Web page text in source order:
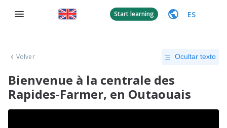
Start learning ES
Volver Ocultar texto
Bienvenue à la centrale des
Rapides-Farmer, en Outaouais